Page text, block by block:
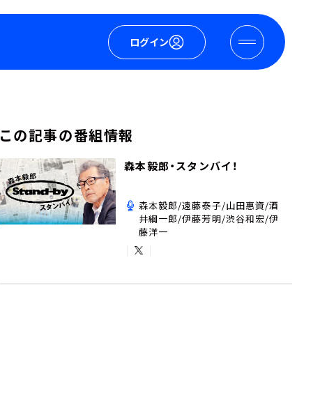
ログイン
この記事の番組情報
森本毅郎・スタンバイ！
森本毅郎/遠藤泰子/山田惠資/酒
井綱一郎/伊藤芳明/渋谷和宏/伊
藤洋一